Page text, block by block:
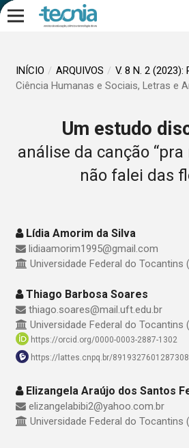
INÍCIO / ARQUIVOS / V. 8 N. 2 (2023):
Ciência Humanas e Sociais, Letras e
Um estudo
análise da canção
não falei das
Lídia Amorim da Silva
lidiaamorim1995@gmail.com
Universidade Federal do Tocantins
Thiago Barbosa Soares
thiago.soares@mail.uft.edu.br
Universidade Federal do Tocantins
https://orcid.org/0000-0003-2887-1302
https://lattes.cnpq.br/8919327601287308
Elizangela Araújo dos Santos
elizangelabibi2@yahoo.com.br
Universidade Federal do Tocantins